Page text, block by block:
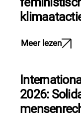
Meer lezen
2026: